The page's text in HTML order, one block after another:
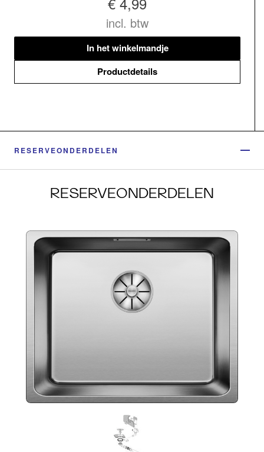
incl. btw
In het winkelmandje
Productdetails
RESERVEONDERDELEN
RESERVEONDERDELEN